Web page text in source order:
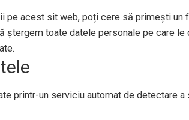
pe acest sit web, poți cere să primești
ștergem toate datele personale pe care
printr-un serviciu automat de detectare a